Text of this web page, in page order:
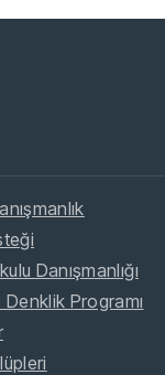
Danışmanlığı
Programı